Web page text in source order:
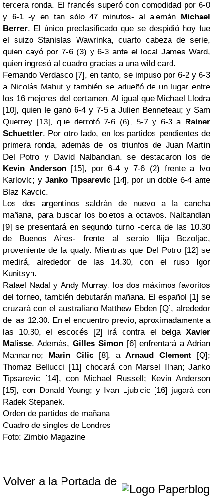
tercera ronda. El francés superó con comodidad por 6-0
y 6-1 -y en tan sólo 47 minutos- al alemán Michael
Berrer. El único preclasificado que se despidió hoy fue
el suizo Stanislas Wawrinka, cuarto cabeza de serie,
quien cayó por 7-6 (3) y 6-3 ante el local James Ward,
quien ingresó al cuadro gracias a una wild card.
Fernando Verdasco [7], en tanto, se impuso por 6-2 y 6-3
a Nicolás Mahut y también se adueñó de un lugar entre
los 16 mejores del certamen. Al igual que Michael Llodra
[10], quien le ganó 6-4 y 7-5 a Julien Benneteau; y Sam
Querrey [13], que derrotó 7-6 (6), 5-7 y 6-3 a Rainer
Schuettler. Por otro lado, en los partidos pendientes de
primera ronda, además de los triunfos de Juan Martín
Del Potro y David Nalbandian, se destacaron los de
Kevin Anderson[15], por 6-4 y 7-6 (2) frente a Ivo
Karlovic; y Janko Tipsarevic[14], por un doble 6-4 ante
Blaz Kavcic.
Los dos argentinos saldrán de nuevo a la cancha
mañana, para buscar los boletos a octavos. Nalbandian
[9] se presentará en segundo turno -cerca de las 10.30
de Buenos Aires- frente al serbio Ilija Bozoljac,
proveniente de la qualy. Mientras que Del Potro [12] se
medirá, alrededor de las 14.30, con el ruso Igor
Kunitsyn.
Rafael Nadal y Andy Murray, los dos máximos favoritos
del torneo, también debutarán mañana. El español [1] se
cruzará con el australiano Matthew Ebden [Q], alrededor
de las 12.30. En el encuentro previo, aproximadamente a
las 10.30, el escocés [2] irá contra el belga Xavier
Malisse. Además,Gilles Simon [6] enfrentará a Adrian
Mannarino; Marin Cilic[8], aArnaud Clement[Q];
Thomaz Bellucci [11] chocará con Marsel Ilhan; Janko
Tipsarevic [14], con Michael Russell; Kevin Anderson
[15], con Donald Young; y Ivan Ljubicic [16] jugará con
Radek Stepanek.
Orden de partidos de mañana
Cuadro de singles de Londres
Foto: Zimbio Magazine
Volver a la Portada de